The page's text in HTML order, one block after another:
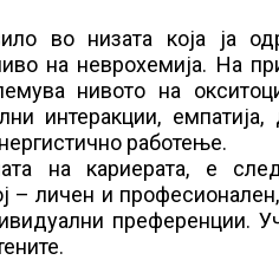
во низата која ја
на неврохемија. На
нивото на
интеракции, емпатија,
работење.
на кариерата, е
– личен и
преференции.